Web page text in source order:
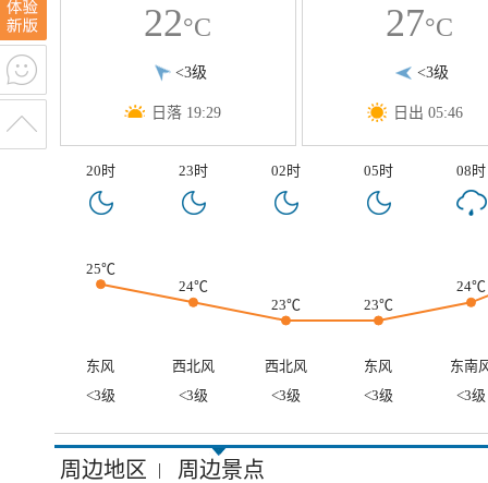
22°C
<3级
日落 19:29
27°C
<3级
日出 05:46
20时 23时 02时 05时 08时
25℃
24℃
23℃
23℃
24℃
东风 西北风 西北风 东风
东南
<3级
<3级 <3级 <3级 <3级
周边地区 | 周边景点